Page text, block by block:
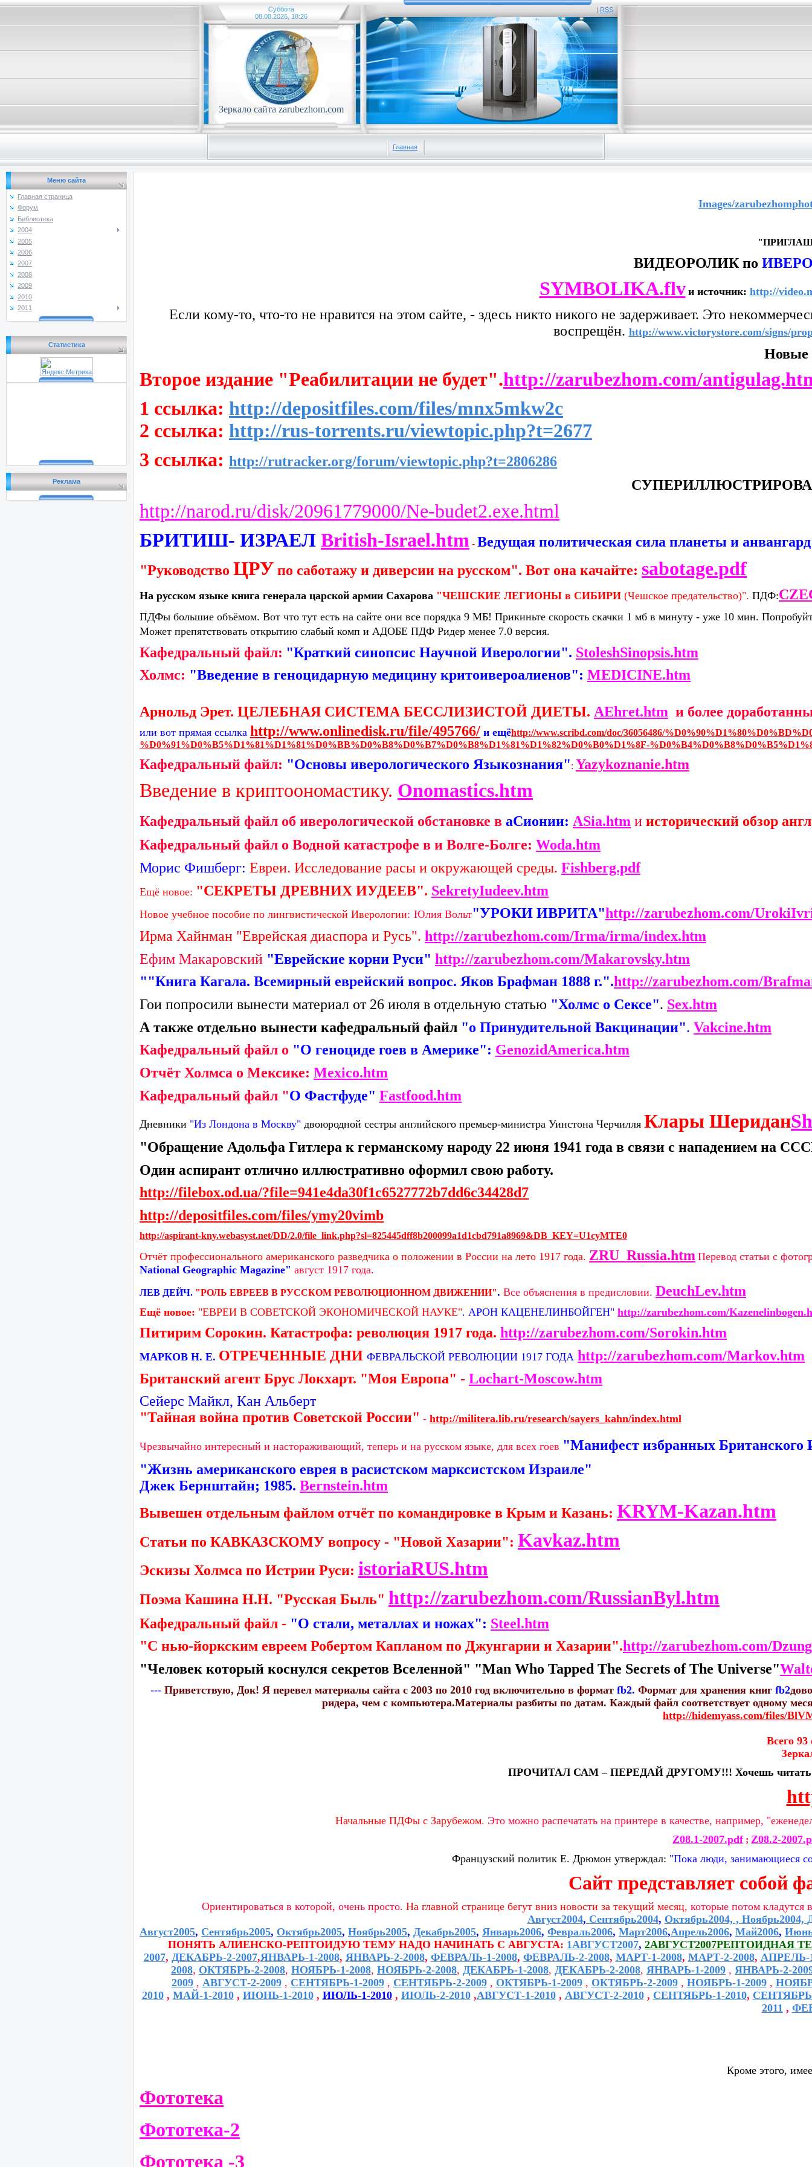
Суббота
08.08.2026, 18:26
Зеркало сайта zarubezhom.com
| RSS
Главная
Меню сайта
Главная страница
Форум
Библиотека
2004
2005
2006
2007
2008
2009
2010
2011
Статистика
Реклама
Images/
ВИДЕОРОЛИК по
SYMBOLIKA.flv и источник: http://
Если кому-то, что-то не нравится на этом сайте, - здесь никто никого не задерживает. Это
воспрещён. http://www.victorystore.com/signs/
Новые
Второе издание "Реабилитации не будет".http://zarubezhom.com/
1 ссылка: http://depositfiles.com/files/mnx5mkw2c
2 ссылка: http://rus-torrents.ru/viewtopic.php?t=2677
3 ссылка: http://rutracker.org/forum/viewtopic.php?t=2806286
http://narod.ru/disk/20961779000/Ne-budet2.exe.html
БРИТИШ- ИЗРАЕЛ British-Israel.htm - Ведущая политическая сила планеты и
"Руководство ЦРУ по саботажу и диверсии на русском". Вот она качайте: sabotage.pdf
На русском языке книга генерала царской армии Сахарова "ЧЕШСКИЕ ЛЕГИОНЫ в СИБИРИ (Чешское предательство)". ПДФ:
ПДФы большие объёмом. Вот что тут есть на сайте они все порядка 9 МБ! Прикиньте скорость скачки 1 мб в минуту - уже 10 мин.
Может препятствовать открытию слабый комп и АДОБЕ ПДФ Ридер менее 7.0 версия.
Кафедральный файл: "Краткий синопсис Научной Иверологии". StoleshSinopsis.htm
Холмс: "Введение в геноцидарную медицину критоивероалиенов": MEDICINE.htm
Арнольд Эрет. ЦЕЛЕБНАЯ СИСТЕМА БЕССЛИЗИСТОЙ ДИЕТЫ. AEhret.htm и более
или вот прямая ссылка http://www.onlinedisk.ru/file/495766/ и ещёhttp://www.scribd.com/doc/36056486/
%D0%91%D0%B5%D1%81%D1%81%D0%BB%D0%B8%D0%B7%D0%B8%D1%81%D1%82%D0%B0%D1%8F-
Кафедральный файл: "Основы иверологического Языкознания": Yazykoznanie.htm
Введение в криптоономастику. Onomastics.htm
Кафедральный файл об иверологической обстановке в аСионии: ASia.htm и исторический обзор
Кафедральный файл о Водной катастрофе в и Волге-Болге: Woda.htm
Морис Фишберг: Евреи. Исследование расы и окружающей среды. Fishberg.pdf
Ещё новое: "СЕКРЕТЫ ДРЕВНИХ ИУДЕЕВ". SekretyIudeev.htm
Новое учебное пособие по лингвистической Иверологии: Юлия Вольт"УРОКИ ИВРИТА"http://zarubezhom.com/
Ирма Хайнман "Еврейская диаспора и Русь". http://zarubezhom.com/Irma/irma/index.htm
Ефим Макаровский "Еврейские корни Руси" http://zarubezhom.com/Makarovsky.htm
""Книга Кагала. Всемирный еврейский вопрос. Яков Брафман 1888 г.".http://zarubezhom.com/
Гои попросили вынести материал от 26 июля в отдельную статью "Холмс о Сексе". Sex.htm
А также отдельно вынести кафедральный файл "о Принудительной Вакцинации". Vakcine.htm
Кафедральный файл о "О геноциде гоев в Америке": GenozidAmerica.htm
Отчёт Холмса о Мексике: Mexico.htm
Кафедральный файл "О Фастфуде" Fastfood.htm
Дневники "Из Лондона в Москву" двоюродной сестры английского премьер-министра Уинстона Черчилля Клары Шеридан
"Обращение Адольфа Гитлера к германскому народу 22 июня 1941 года в связи с нападением на
Один аспирант отлично иллюстративно оформил свою работу.
http://filebox.od.ua/?file=941e4da30f1c6527772b7dd6c34428d7
http://depositfiles.com/files/ymy20vimb
http://aspirant-kny.webasyst.net/DD/2.0/file_link.php?sl=825445dff8b200099a1d1cbd791a8969&DB_KEY=U1cyMTE0
Отчёт профессионального американского разведчика о положении в России на лето 1917 года. ZRU_Russia.htm Перевод статьи с
National Geographic Magazine" август 1917 года.
ЛЕВ ДЕЙЧ. "РОЛЬ ЕВРЕЕВ В РУССКОМ РЕВОЛЮЦИОННОМ ДВИЖЕНИИ". Все объяснения в предисловии. DeuchLev.htm
Ещё новое: "ЕВРЕИ В СОВЕТСКОЙ ЭКОНОМИЧЕСКОЙ НАУКЕ". АРОН КАЦЕНЕЛИНБОЙГЕН" http://zarubezhom.com/
Питирим Сорокин. Катастрофа: революция 1917 года. http://zarubezhom.com/Sorokin.htm
МАРКОВ Н. Е. ОТРЕЧЕННЫЕ ДНИ ФЕВРАЛЬСКОЙ РЕВОЛЮЦИИ 1917 ГОДА http://zarubezhom.com/Markov.htm
Британский агент Брус Локхарт. "Моя Европа" - Lochart-Moscow.htm
Сейерс Майкл, Кан Альберт
"Тайная война против Советской России" - http://militera.lib.ru/research/sayers_kahn/index.html
Чрезвычайно интересный и настораживающий, теперь и на русском языке, для всех гоев "Манифест избранных Британского
"Жизнь американского еврея в расистском марксистском Израиле"
Джек Бернштайн; 1985. Bernstein.htm
Вывешен отдельным файлом отчёт по командировке в Крым и Казань: KRYM-Kazan.htm
Статьи по КАВКАЗСКОМУ вопросу - "Новой Хазарии": Kavkaz.htm
Эскизы Холмса по Истрии Руси: istoriaRUS.htm
Поэма Кашина Н.Н. "Русская Быль" http://zarubezhom.com/RussianByl.htm
Кафедральный файл - "О стали, металлах и ножах": Steel.htm
"С нью-йоркским евреем Робертом Капланом по Джунгарии и Хазарии".http://zarubezhom.com/
"Человек который коснулся секретов Вселенной" "Man Who Tapped The Secrets of The Universe"
---Приветствую, Док! Я перевел материалы сайта с 2003 по 2010 год включительно в форматfb2. Формат для хранения книг fb2
ридера, чем с компьютера.Материалы разбиты по датам. Каждый файл соответствует одному
http://hidemyass.com/files/
Всего
ПРОЧИТАЛ САМ – ПЕРЕДАЙ ДРУГОМУ!!! Хочешь читать
Начальные ПДФы с Зарубежом. Это можно распечатать на принтере в качестве, например,
Z08.1-2007.pdf; Z08.2-
Французский политик Е. Дрюмон утверждал: "Пока люди, занимающиеся
Сайт представляет собой
Ориентироваться в которой, очень просто. На главной странице бегут вниз новости за текущий месяц, которые потом
Август2004, Сентябрь2004, Октябрь2004, , Ноябрь2004,
Август2005, Сентябрь2005, Октябрь2005, Ноябрь2005, Декабрь2005, Январь2006, Февраль2006, Март2006,Апрель2006, Май2006,
ПОНЯТЬ АЛИЕНСКО-РЕПТОИДУЮ ТЕМУ НАДО НАЧИНАТЬ С АВГУСТА: 1АВГУСТ2007, 2АВГУСТ2007РЕПТОИДНАЯ
2007, ДЕКАБРЬ-2-2007,ЯНВАРЬ-1-2008, ЯНВАРЬ-2-2008, ФЕВРАЛЬ-1-2008, ФЕВРАЛЬ-2-2008, МАРТ-1-2008, МАРТ-2-2008, АПРЕЛЬ-
2008, ОКТЯБРЬ-2-2008, НОЯБРЬ-1-2008, НОЯБРЬ-2-2008, ДЕКАБРЬ-1-2008, ДЕКАБРЬ-2-2008, ЯНВАРЬ-1-2009 , ЯНВАРЬ-2-
2009, АВГУСТ-2-2009, СЕНТЯБРЬ-1-2009, СЕНТЯБРЬ-2-2009, ОКТЯБРЬ-1-2009, ОКТЯБРЬ-2-2009, НОЯБРЬ-1-2009,
2010, МАЙ-1-2010, ИЮНЬ-1-2010, ИЮЛЬ-1-2010, ИЮЛЬ-2-2010,АВГУСТ-1-2010, АВГУСТ-2-2010, СЕНТЯБРЬ-1-2010,
2011 ,
Кроме этого,
Фототека
Фототека-2
Фототека -3